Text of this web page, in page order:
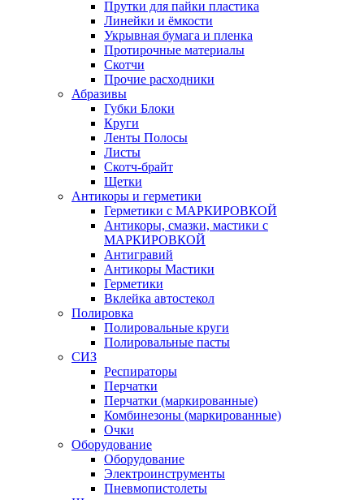
Прутки для пайки пластика
Линейки и ёмкости
Укрывная бумага и пленка
Протирочные материалы
Скотчи
Прочие расходники
Абразивы
Губки Блоки
Круги
Ленты Полосы
Листы
Скотч-брайт
Щетки
Антикоры и герметики
Герметики с МАРКИРОВКОЙ
Антикоры, смазки, мастики с
МАРКИРОВКОЙ
Антигравий
Антикоры Мастики
Герметики
Вклейка автостекол
Полировка
Полировальные круги
Полировальные пасты
СИЗ
Респираторы
Перчатки
Перчатки (маркированные)
Комбинезоны (маркированные)
Очки
Оборудование
Оборудование
Электроинструменты
Пневмопистолеты